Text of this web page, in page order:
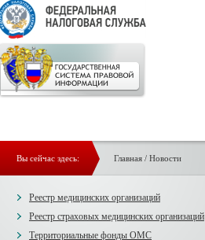
Вы сейчас здесь: Главная/ Новости
Реестр медицинских организаций
Реестр страховых медицинских организаций
Территориальные фонды ОМС